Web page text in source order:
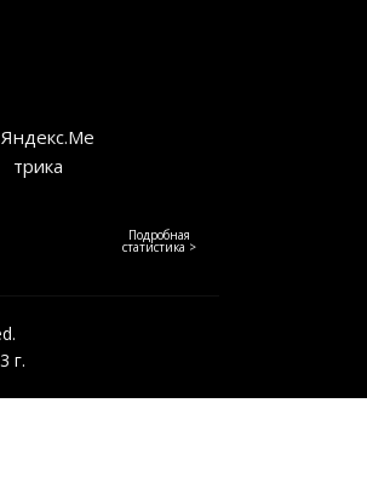
Подробная
статистика >
г.